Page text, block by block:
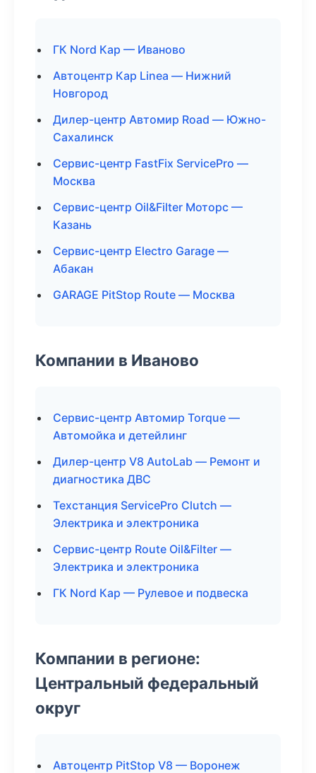
ГК Nord Кар — Иваново
Автоцентр Кар Linea — Нижний
Новгород
Дилер-центр Автомир Road — Южно-
Сахалинск
Сервис-центр FastFix ServicePro —
Москва
Сервис-центр Oil&Filter Моторс —
Казань
Сервис-центр Electro Garage —
Абакан
GARAGE PitStop Route — Москва
Компании в Иваново
Сервис-центр Автомир Torque —
Автомойка и детейлинг
Дилер-центр V8 AutoLab — Ремонт и
диагностика ДВС
Техстанция ServicePro Clutch —
Электрика и электроника
Сервис-центр Route Oil&Filter —
Электрика и электроника
ГК Nord Кар — Рулевое и подвеска
Компании в регионе:
Центральный федеральный
округ
Автоцентр PitStop V8 — Воронеж